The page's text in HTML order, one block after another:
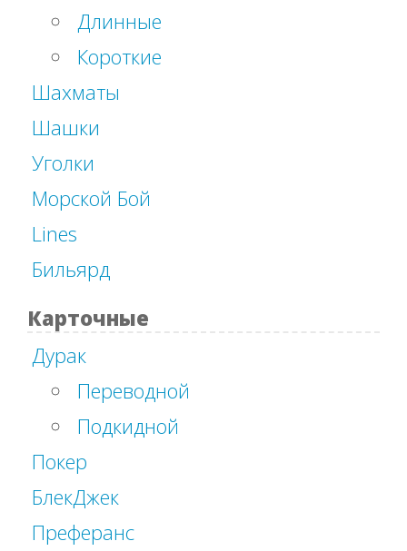
Длинные
Короткие
Шахматы
Шашки
Уголки
Морской Бой
Lines
Бильярд
Карточные
Дурак
Переводной
Подкидной
Покер
БлекДжек
Преферанс